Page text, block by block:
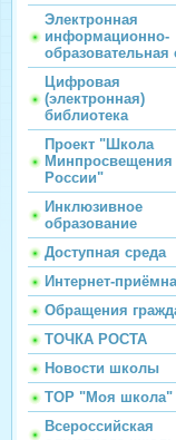
Электронная
информационно-
образовательная
Цифровая
(электронная)
библиотека
Проект "Школа
Минпросвещения
России"
Инклюзивное
образование
Доступная среда
Интернет-
Обращения
ТОЧКА РОСТА
Новости школы
ТОР "Моя школа"
Всероссийская